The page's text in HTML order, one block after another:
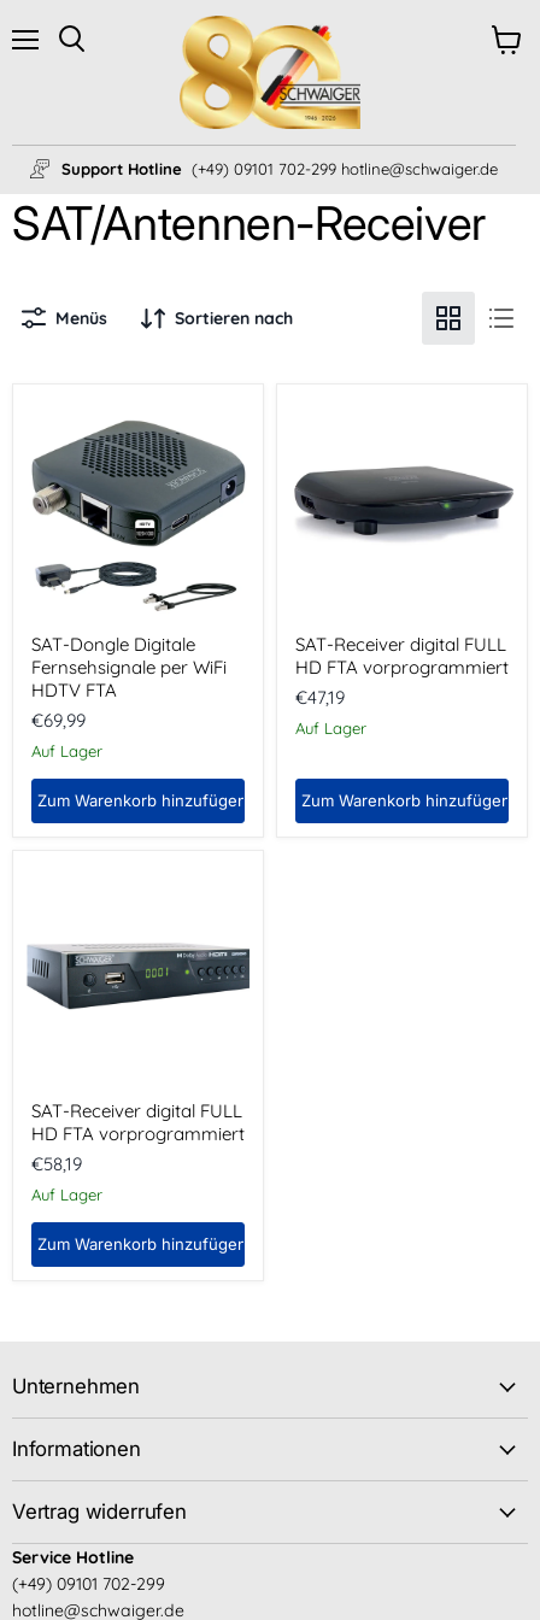
Support Hotline (+49) 09101 702-299 hotline@schwaiger.de
SAT/Antennen-Receiver
Menüs Sortieren nach
Digitale
Fernsehsignale
per
WiFi
HDTV
SAT-Dongle Digitale
Fernsehsignale per WiFi
HDTV FTA
€69,99
Auf Lager
Zum Warenkorb hinzufügen
HD
FTA
vorprogrammiert
SAT-Receiver digital FULL
HD FTA vorprogrammiert
€47,19
Auf Lager
Zum Warenkorb hinzufügen
HD
FTA
vorprogrammiert
SAT-Receiver digital FULL
HD FTA vorprogrammiert
€58,19
Auf Lager
Zum Warenkorb hinzufügen
Unternehmen
Informationen
Vertrag widerrufen
Service Hotline
(+49) 09101 702-299
hotline@schwaiger.de